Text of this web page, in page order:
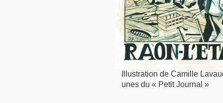
Illustration de Camille
unes du « Petit Journal »